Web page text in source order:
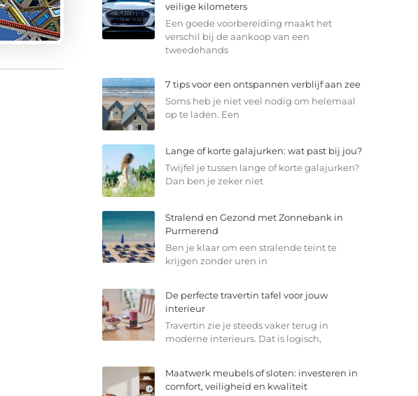
veilige kilometers
Een goede voorbereiding maakt het
verschil bij de aankoop van een
tweedehands
7 tips voor een ontspannen verblijf aan zee
Soms heb je niet veel nodig om helemaal
op te laden. Een
Lange of korte galajurken: wat past bij jou?
Twijfel je tussen lange of korte galajurken?
Dan ben je zeker niet
Stralend en Gezond met Zonnebank in
Purmerend
Ben je klaar om een stralende teint te
krijgen zonder uren in
De perfecte travertin tafel voor jouw
interieur
Travertin zie je steeds vaker terug in
moderne interieurs. Dat is logisch,
Maatwerk meubels of sloten: investeren in
comfort, veiligheid en kwaliteit